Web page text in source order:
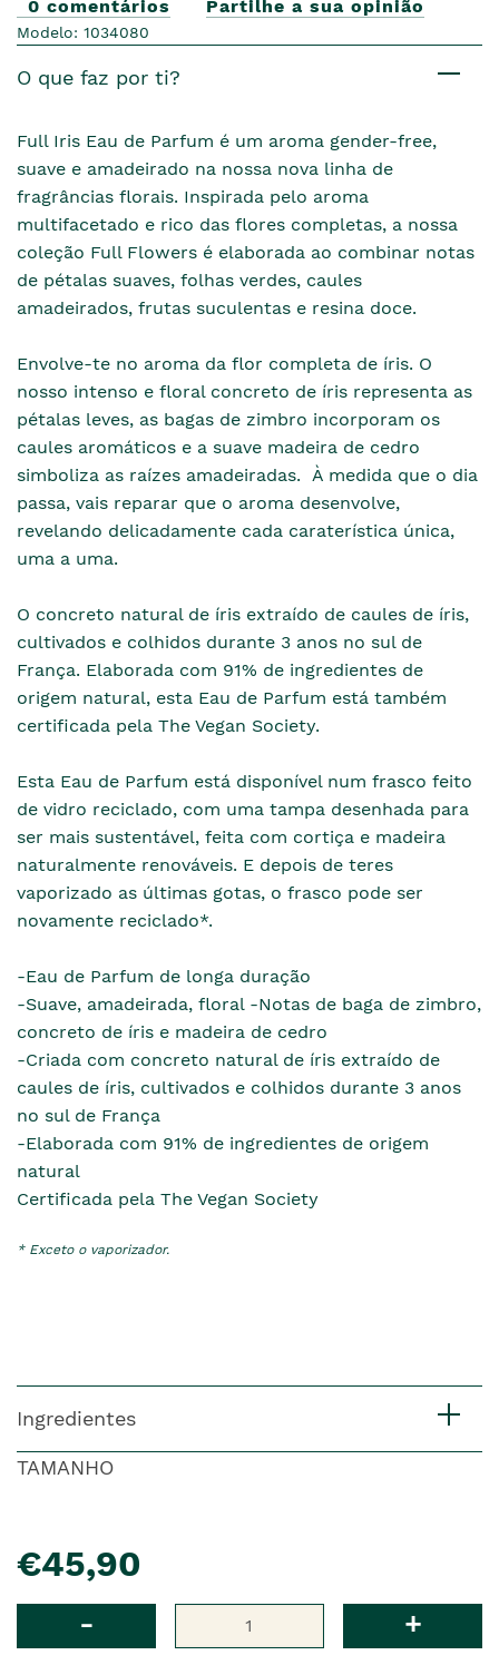
0 comentários Partilhe a sua opinião
Modelo: 1034080
O que faz por ti?
Full Iris Eau de Parfum é um aroma gender-free,
suave e amadeirado na nossa nova linha de
fragrâncias florais. Inspirada pelo aroma
multifacetado e rico das flores completas, a nossa
coleção Full Flowers é elaborada ao combinar notas
de pétalas suaves, folhas verdes, caules
amadeirados, frutas suculentas e resina doce.
Envolve-te no aroma da flor completa de íris. O
nosso intenso e floral concreto de íris representa as
pétalas leves, as bagas de zimbro incorporam os
caules aromáticos e a suave madeira de cedro
simboliza as raízes amadeiradas. À medida que o dia
passa, vais reparar que o aroma desenvolve,
revelando delicadamente cada caraterística única,
uma a uma.
O concreto natural de íris extraído de caules de íris,
cultivados e colhidos durante 3 anos no sul de
França. Elaborada com 91% de ingredientes de
origem natural, esta Eau de Parfum está também
certificada pela The Vegan Society.
Esta Eau de Parfum está disponível num frasco feito
de vidro reciclado, com uma tampa desenhada para
ser mais sustentável, feita com cortiça e madeira
naturalmente renováveis. E depois de teres
vaporizado as últimas gotas, o frasco pode ser
novamente reciclado*.
-Eau de Parfum de longa duração
-Suave, amadeirada, floral -Notas de baga de zimbro,
concreto de íris e madeira de cedro
-Criada com concreto natural de íris extraído de
caules de íris, cultivados e colhidos durante 3 anos
no sul de França
-Elaborada com 91% de ingredientes de origem
natural
Certificada pela The Vegan Society
* Exceto o vaporizador.
Ingredientes
TAMANHO
€45,90
- +